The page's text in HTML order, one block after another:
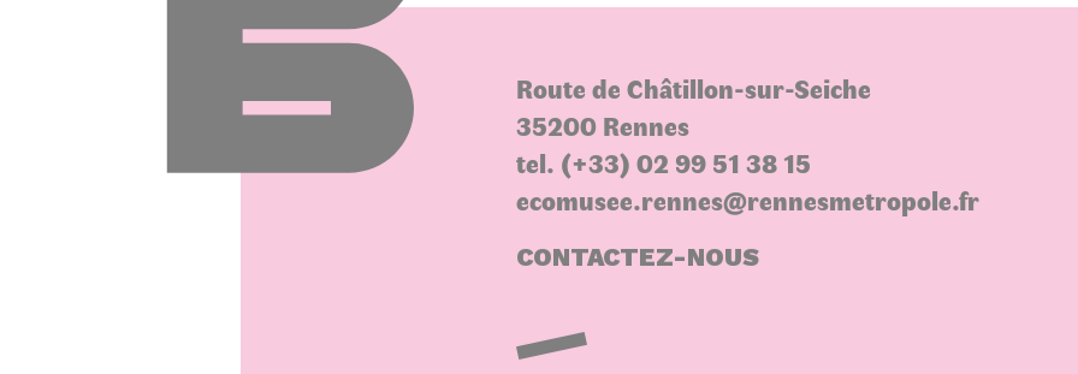
Route de Châtillon-sur-Seiche
35200 Rennes
tel. (+33) 02 99 51 38 15
ecomusee.rennes@rennesmetropole.fr
CONTACTEZ-NOUS